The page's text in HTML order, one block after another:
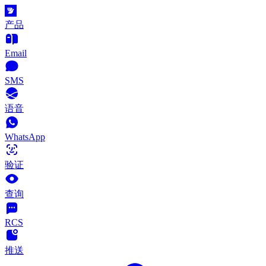
产品
Email
SMS
语音
WhatsApp
验证
查询
RCS
推送